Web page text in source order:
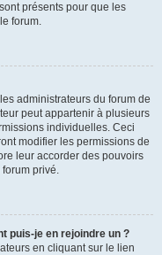
présents pour que les
forum.
administrateurs du forum de
peut appartenir à plusieurs
individuelles. Ceci
modifier les permissions de
leur accorder des pouvoirs
privé.
puis-je en rejoindre un ?
en cliquant sur le lien